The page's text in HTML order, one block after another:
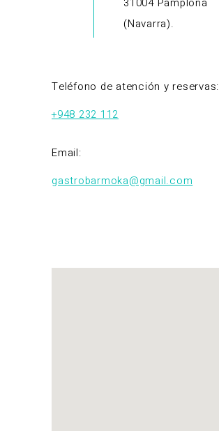
(Navarra).
Teléfono de atención y reservas:
+948 232 112
Email:
gastrobarmoka@gmail.com